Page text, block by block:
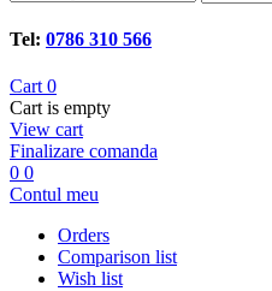
Tel: 0786 310 566
Cart 0
Cart is empty
View cart
Finalizare comanda
0 0
Contul meu
Orders
Comparison list
Wish list